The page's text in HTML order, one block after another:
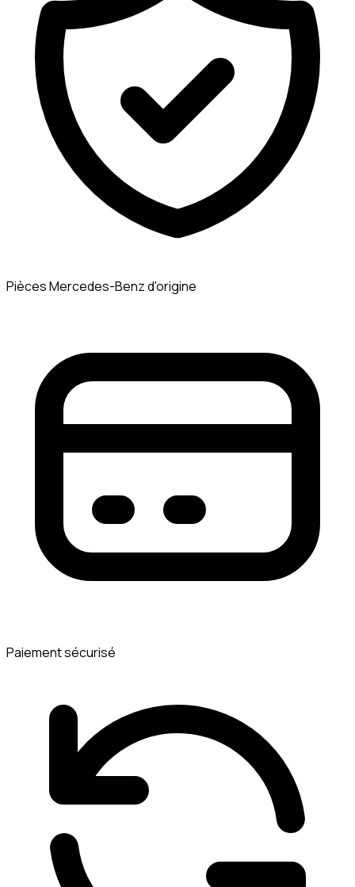
Pièces Mercedes-Benz d'origine
Paiement sécurisé